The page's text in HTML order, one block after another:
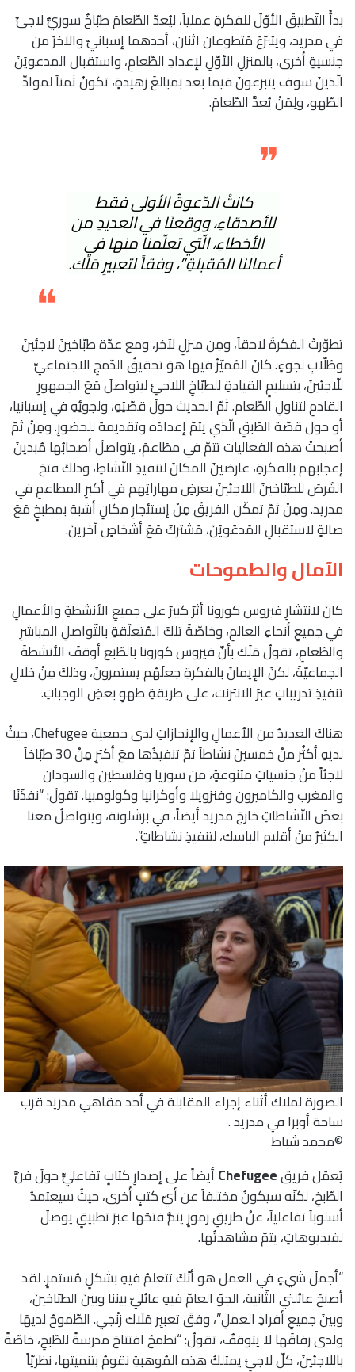
بدأَ التّطبيقُ الأوّلُ للفكرةِ عملياً، ليُعدّ الطّعامَ طبّاخٌ سوريٌّ لاجئٌ
في مدريد، ويتبرّعَ مُتطوعان اثنان، أحدهما إسبانيّ والآخرُ من
جنسيةٍ أُخرى، بالمنزلِ الأوّلِ لإعدادِ الطّعامِ، واستقبال المدعويَنَ
الّذينَ سوف يتبرعونَ فيما بعد بمبالغَ زهيدةٍ، تكونُ ثمناً لموادِّ
الطّهو، ولِمَنْ يُعدَّ الطّعامَ.
❞
كانتْ الدّعوةُ الأولى فقط
للأصدقاءِ، ووقعنَا في العديدِ من
الأخطاءِ، الّتي تعلّمنا منها في
أعمالنا المُقبلةِ”، وفقاً لتعبيرِ مَلَك.
❝
تطوّرتْ الفكرةُ لاحقاً، ومِن منزلٍ لآخر، ومع عدّة طبّاخينَ لاجئينَ
وطُلّابِ لجوءٍ. كانَ المُميّزُ فيها هوَ تحقيقُ الدّمجِ الاجتماعيِّ
للّاجئينَ، بتسليمِِ القيادةِ للطبّاخِ اللاجئِ ليتواصلَ مَعَ الجمهورِ
القادمِ لتناولِ الطّعام. ثمّ الحديث حولَ قصّتِهِ، ولجوئِهِ في إسبانيا،
أو حول قصّة الطّبقِ الّذي يتمّ إعدادَه وتقديمهُ للحضورِ. ومِنْ ثمّ
أصبحتْ هذه الفعاليات تتمّ في مطَاعمَ، يتواصلُ أصحابُها مُبدينَ
إعجابهم بالفكرةِ، عارضينَ المكانَ لتنفيذِ النّشاطِ، وذلكَ فتحَ
الفُرصَ للطبّاخينَ اللاجئينَ بعرضِ مهاراتِهم في أكبرِ المطاعمِ في
مدريد. ومِنْ ثمّ تمكّن الفريقُ مِنْ إستئجارِ مكانٍ أشبهَ بمطبخٍ مَعَ
صالةٍ لاستقبالِ المَدعُويَنَ، مُشتركٌ مَعَ أشخاصٍ آخرينَ.
الآمال والطموحات
كانَ لانتشارِ فيروس كورونا أثرٌ كبيرٌ على جميعِ الأنشطةِ والأعمالِ
في جميعِ أنحاءِ العالمِ، وخاصّةً تلكَ المُتعلّقةِ بالتّواصلِ المباشرِ
والطّعامِ، تقولُ مَلَك بأنّ فيروس كورونا بالطّبع أوقفَ الأنشطةَ
الجماعيّةَ، لكنَ الإيمانَ بالفكرةِ جعلَهُم يستمرونُ، وذلكَ مِنْ خلالِ
تنفيذِ تدريباتٍ عبرَ الانترنت، على طريقةِ طهوِ بعضِ الوجباتِ.
هناكَ العديدُ من الأعمالِ والإنجازاتِ لدى جمعية Chefugee، حيثُ
لديهِ أكثُر منْ خمسينَ نشاطاً تمّ تنفيذُها معَ أكثرِ مِنْ 30 طبّاخاً
لاجئاً منْ جنسياتٍ متنوعةٍ، من سوريا وفلسطين والسودان
والمغرب والكاميرون وفنزويلا وأوكرانيا وكولومبيا. تقولُ: “نفذّنَا
بعضَ النّشاطاتِ خارجَ مدريد أيضاً، في برشلونة، ويتواصلُ معنا
الكثيرُ منْ أقليم الباسك، لتنفيذِ نشاطاتٍ”.
الصورة لملاك أثناء إجراء المقابلة في أحد مقاهي مدريد قرب
ساحة أوبرا في مدريد .
©محمد شباط
يَعمُل فريقChefugeeأيضاً على إصدارِ كتابٍ تفاعليٍّ حولَ فنُّ
الطّبخِ، لكنّه سيكونُ مختلفاً عن أيّ كتبٍ أُخرى، حيثُ سيعتمدُ
أسلوباً تفاعلياً، عنْ طريقِ رموزٍ يتمُّ فتحُها عبرَ تطبيقٍ يوصلُ
لفيديوهاتٍ، يتمّ مشاهدتُها.
“أجملُ شيءٍ في العمل هوأنّكَ تتعلمُ فيهِ بشكلٍ مُستمرٍ. لقد
أصبحَ عائلتي الثّانية، الجوّ العامّ فيهِ عائليّ بيننا وبينَ الطبّاخينَ،
وبينَ جميعِ أفرادِ العملِ”، وفقَ تعبيِر مَلَاك زنْجي. الطّموحُ لديهَا
ولدى رفاقَها لا يتوقفُ، تقولُ: “نطمحُ افتتاحَ مدرسةً للطّبخِ، خاصّةً
باللاجئينَ، كلّ لاجئٍ يمتلكُ هذه المُوهبةِ نقومُ بتنميتها، نظريّاً